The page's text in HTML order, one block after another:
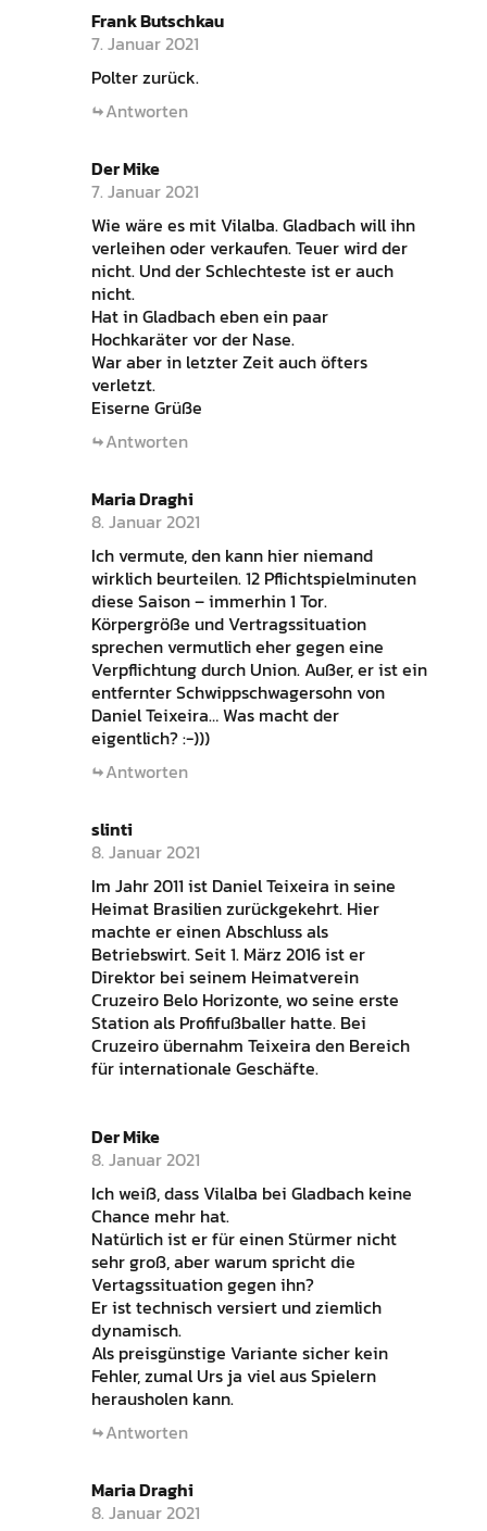
Frank Butschkau
7. Januar 2021
Polter zurück.
Antworten
Der Mike
7. Januar 2021
Wie wäre es mit Vilalba. Gladbach will ihn
verleihen oder verkaufen. Teuer wird der
nicht. Und der Schlechteste ist er auch
nicht.
Hat in Gladbach eben ein paar
Hochkaräter vor der Nase.
War aber in letzter Zeit auch öfters
verletzt.
Eiserne Grüße
Antworten
Maria Draghi
8. Januar 2021
Ich vermute, den kann hier niemand
wirklich beurteilen. 12 Pflichtspielminuten
diese Saison – immerhin 1 Tor.
Körpergröße und Vertragssituation
sprechen vermutlich eher gegen eine
Verpflichtung durch Union. Außer, er ist ein
entfernter Schwippschwagersohn von
Daniel Teixeira… Was macht der
eigentlich? :-)))
Antworten
slinti
8. Januar 2021
Im Jahr 2011 ist Daniel Teixeira in seine
Heimat Brasilien zurückgekehrt. Hier
machte er einen Abschluss als
Betriebswirt. Seit 1. März 2016 ist er
Direktor bei seinem Heimatverein
Cruzeiro Belo Horizonte, wo seine erste
Station als Profifußballer hatte. Bei
Cruzeiro übernahm Teixeira den Bereich
für internationale Geschäfte.
Der Mike
8. Januar 2021
Ich weiß, dass Vilalba bei Gladbach keine
Chance mehr hat.
Natürlich ist er für einen Stürmer nicht
sehr groß, aber warum spricht die
Vertagssituation gegen ihn?
Er ist technisch versiert und ziemlich
dynamisch.
Als preisgünstige Variante sicher kein
Fehler, zumal Urs ja viel aus Spielern
herausholen kann.
Antworten
Maria Draghi
8. Januar 2021